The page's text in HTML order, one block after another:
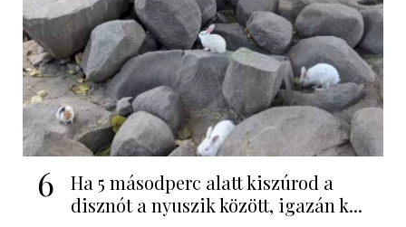
6
Ha 5 másodperc alatt kiszúrod a
disznót a nyuszik között, igazán k...